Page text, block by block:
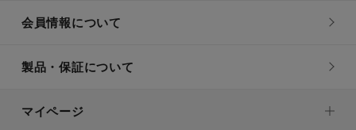
会員情報について
製品・保証について
マイページ